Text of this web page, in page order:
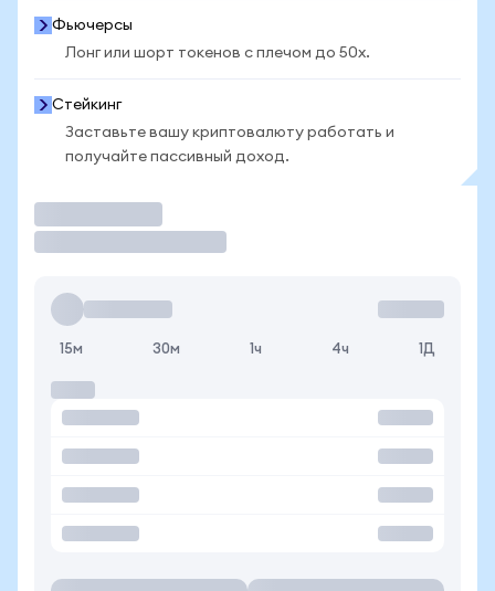
Фьючерсы
Лонг или шорт токенов с плечом до 50x.
Стейкинг
Заставьте вашу криптовалюту работать и
получайте пассивный доход.
15м 30м 1ч 4ч 1Д